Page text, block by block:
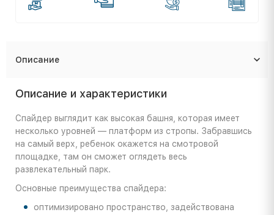
Описание
Описание и характеристики
Спайдер выглядит как высокая башня, которая имеет
несколько уровней — платформ из стропы. Забравшись
на самый верх, ребенок окажется на смотровой
площадке, там он сможет оглядеть весь
развлекательный парк.
Основные преимущества спайдера:
оптимизировано пространство, задействована